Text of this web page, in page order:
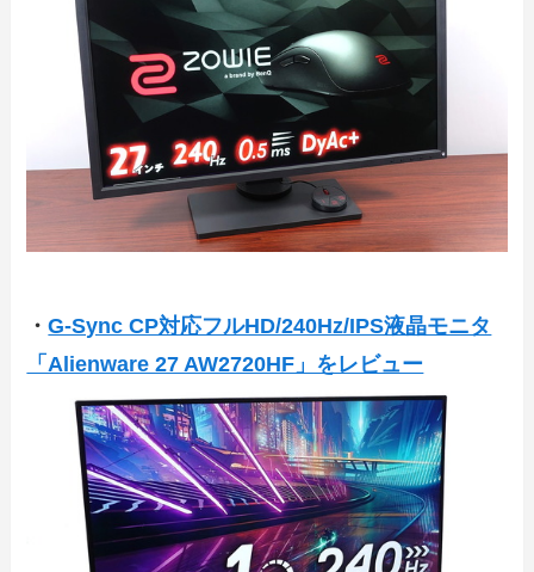
・G-Sync CP対応フルHD/240Hz/IPS液晶モニタ
「Alienware 27 AW2720HF」をレビュー